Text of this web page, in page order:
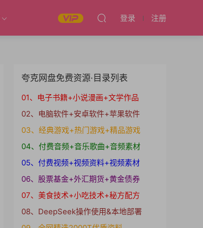
登录 注册
夸克网盘免费资源·目录列表
01、电子书籍+小说漫画+文学作品
02、电脑软件+安卓软件+苹果软件
03、经典游戏+热门游戏+精品游戏
04、付费音频+音乐歌曲+音频素材
05、付费视频+视频资料+视频素材
06、股票基金+外汇期货+黄金债券
07、美食技术+小吃技术+秘方配方
08、DeepSeek操作使用&本地部署